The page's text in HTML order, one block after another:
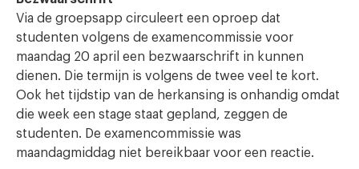
Via de groepsapp circuleert een oproep dat
studenten volgens de examencommissie voor
maandag 20 april een bezwaarschrift in kunnen
dienen. Die termijn is volgens de twee veel te kort.
Ook het tijdstip van de herkansing is onhandig omdat
die week een stage staat gepland, zeggen de
studenten. De examencommissie was
maandagmiddag niet bereikbaar voor een reactie.